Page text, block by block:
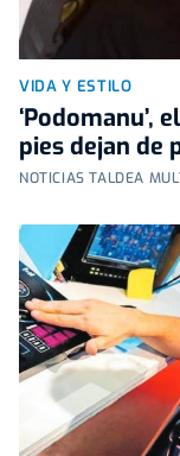
VIDA Y ESTILO
‘Podomanu’,
pies dejan de
NOTICIAS TALDEA